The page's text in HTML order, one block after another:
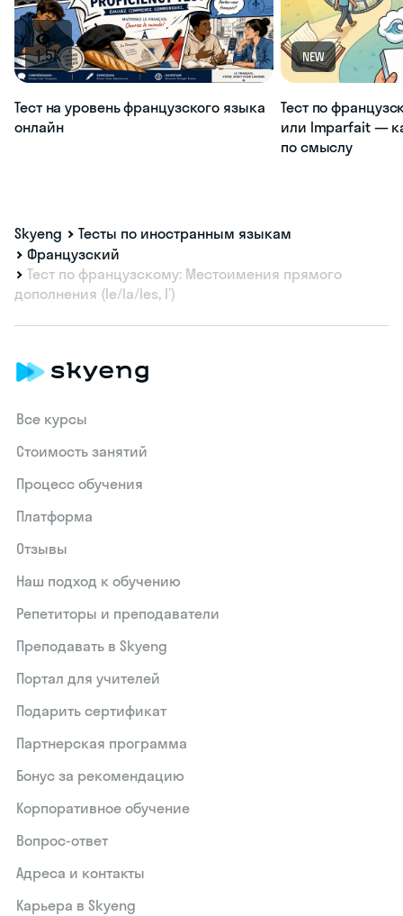
1.5K
Тест на уровень французского языка
онлайн
NEW
Тест по
или Imparfait —
по смыслу
Skyeng
Тесты по иностранным языкам
Французский
Тест по французскому: Местоимения прямого
дополнения (le/la/les, l’)
Все курсы
Стоимость занятий
Процесс обучения
Платформа
Отзывы
Наш подход к обучению
Репетиторы и преподаватели
Преподавать в Skyeng
Портал для учителей
Подарить сертификат
Партнерская программа
Бонус за рекомендацию
Корпоративное обучение
Вопрос-ответ
Адреса и контакты
Карьера в Skyeng